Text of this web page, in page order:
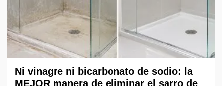
Ni vinagre ni bicarbonato de sodio: la
MEJOR manera de eliminar el sarro de